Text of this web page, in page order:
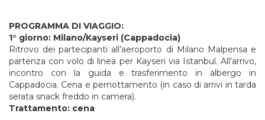
PROGRAMMA DI VIAGGIO:
1° giorno: Milano/Kayseri (Cappadocia)
Ritrovo dei partecipanti all’aeroporto di Milano Malpensa e
partenza con volo di linea per Kayseri via Istanbul. All’arrivo,
incontro con la guida e trasferimento in albergo in
Cappadocia. Cena e pernottamento (in caso di arrivi in tarda
serata snack freddo in camera).
Trattamento: cena